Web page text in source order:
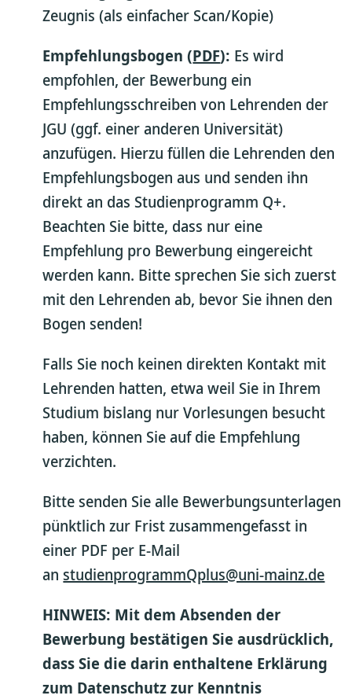
Zeugnis (als einfacher Scan/Kopie)
Empfehlungsbogen (PDF): Es wird
empfohlen, der Bewerbung ein
Empfehlungsschreiben von Lehrenden der
JGU (ggf. einer anderen Universität)
anzufügen. Hierzu füllen die Lehrenden den
Empfehlungsbogen aus und senden ihn
direkt an das Studienprogramm Q+.
Beachten Sie bitte, dass nur eine
Empfehlung pro Bewerbung eingereicht
werden kann. Bitte sprechen Sie sich zuerst
mit den Lehrenden ab, bevor Sie ihnen den
Bogen senden!
Falls Sie noch keinen direkten Kontakt mit
Lehrenden hatten, etwa weil Sie in Ihrem
Studium bislang nur Vorlesungen besucht
haben, können Sie auf die Empfehlung
verzichten.
Bitte senden Sie alle Bewerbungsunterlagen
pünktlich zur Frist zusammengefasst in
einer PDF per E-Mail
anstudienprogrammQplus@uni-mainz.de
HINWEIS: Mit dem Absenden der
Bewerbung bestätigen Sie ausdrücklich,
dass Sie die darin enthaltene Erklärung
zum Datenschutz zur Kenntnis